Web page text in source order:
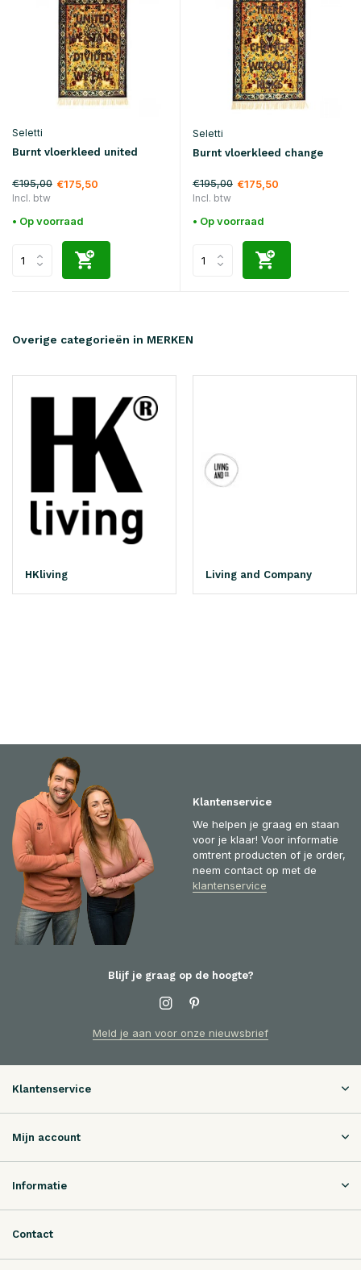
Seletti
Burnt vloerkleed united
€195,00 €175,50
Incl. btw
• Op voorraad
Seletti
Burnt vloerkleed change
€195,00 €175,50
Incl. btw
• Op voorraad
Overige categorieën in MERKEN
HKliving Living and Company
Klantenservice
We helpen je graag en staan
voor je klaar! Voor informatie
omtrent producten of je order,
neem contact op met de
klantenservice
Blijf je graag op de hoogte?
Meld je aan voor onze nieuwsbrief
Klantenservice
Mijn account
Informatie
Contact